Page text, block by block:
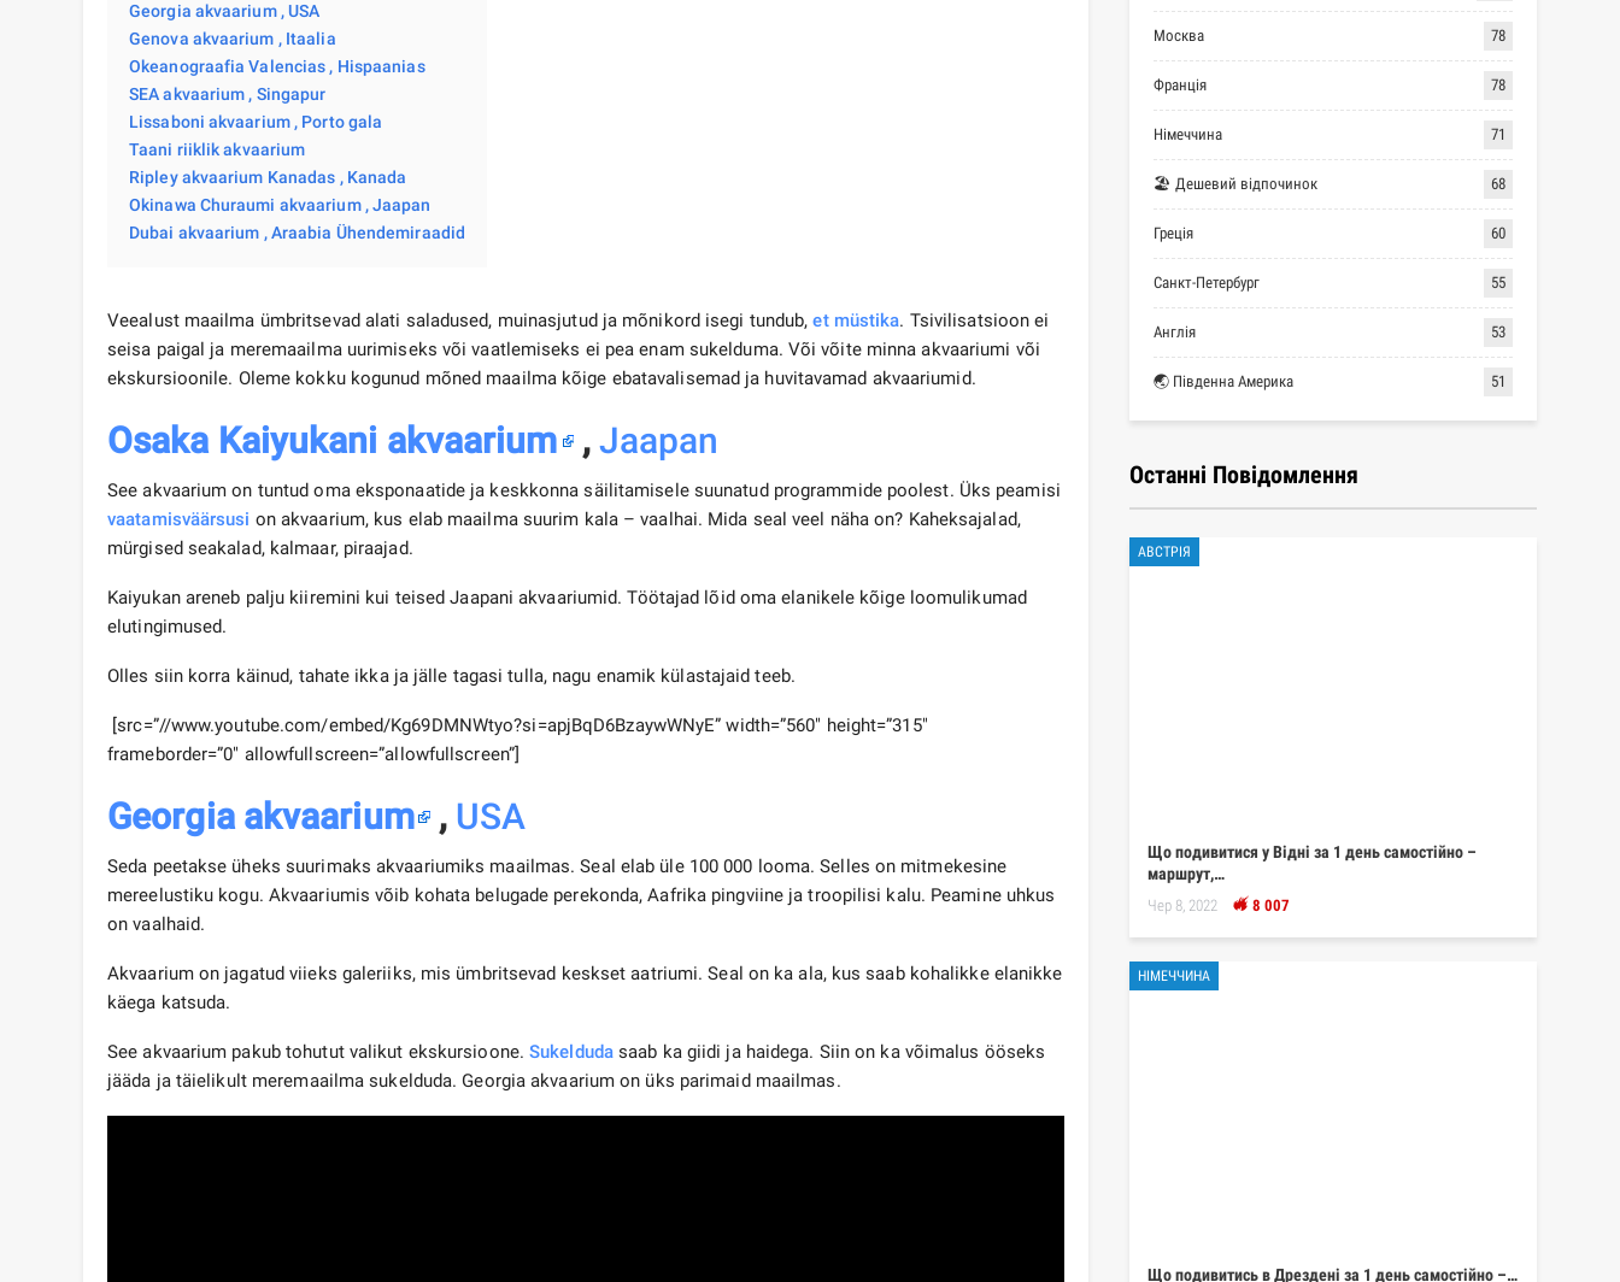
Georgia akvaarium , USA
Genova akvaarium , Itaalia
Okeanograafia Valencias , Hispaanias
SEA akvaarium , Singapur
Lissaboni akvaarium , Porto gala
Taani riiklik akvaarium
Ripley akvaarium Kanadas , Kanada
Okinawa Churaumi akvaarium , Jaapan
Dubai akvaarium , Araabia Ühendemiraadid
Veealust maailma ümbritsevad alati saladused, muinasjutud ja mõnikord isegi tundub,et müstika. Tsivilisatsioon ei
seisa paigal ja meremaailma uurimiseks või vaatlemiseks ei pea enam sukelduma. Või võite minna akvaariumi või
ekskursioonile. Oleme kokku kogunud mõned maailma kõige ebatavalisemad ja huvitavamad akvaariumid.
Osaka Kaiyukani akvaarium , Jaapan
See akvaarium on tuntud oma eksponaatide ja keskkonna säilitamisele suunatud programmide poolest. Üks peamisi
vaatamisväärsusi on akvaarium, kus elab maailma suurim kala – vaalhai. Mida seal veel näha on? Kaheksajalad,
mürgised seakalad, kalmaar, piraajad.
Kaiyukan areneb palju kiiremini kui teised Jaapani akvaariumid. Töötajad lõid oma elanikele kõige loomulikumad
elutingimused.
Olles siin korra käinud, tahate ikka ja jälle tagasi tulla, nagu enamik külastajaid teeb.
[src=”//www.youtube.com/embed/Kg69DMNWtyo?si=apjBqD6BzaywWNyE” width=”560″ height=”315″
frameborder=”0″ allowfullscreen=”allowfullscreen”]
Georgia akvaarium , USA
Seda peetakse üheks suurimaks akvaariumiks maailmas. Seal elab üle 100 000 looma. Selles on mitmekesine
mereelustiku kogu. Akvaariumis võib kohata belugade perekonda, Aafrika pingviine ja troopilisi kalu. Peamine uhkus
on vaalhaid.
Akvaarium on jagatud viieks galeriiks, mis ümbritsevad keskset aatriumi. Seal on ka ala, kus saab kohalikke elanikke
käega katsuda.
See akvaarium pakub tohutut valikut ekskursioone. Sukeldudasaab ka giidi ja haidega. Siin on ka võimalus ööseks
jääda ja täielikult meremaailma sukelduda. Georgia akvaarium on üks parimaid maailmas.
Москва 78
Франція 78
Німеччина 71
🏖 Дешевий відпочинок 68
Греція 60
Санкт-Петербург 55
Англія 53
🌏 Південна Америка 51
Останні Повідомлення
АВСТРІЯ
Що подивитися у Відні за 1 день самостійно –
маршрут,…
Чер 8, 2022 8 007
НІМЕЧЧИНА
Що подивитись в Дрездені за 1 день самостійно –…